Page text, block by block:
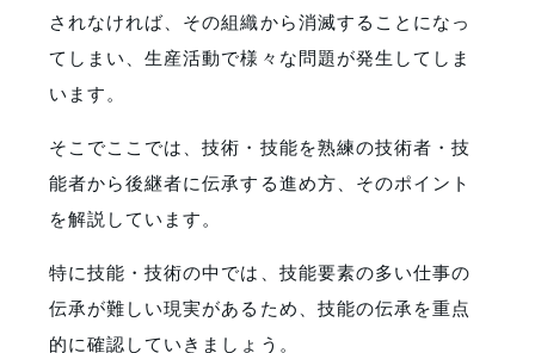
されなければ、その組織から消滅することになっ
てしまい、生産活動で様々な問題が発生してしま
います。
そこでここでは、技術・技能を熟練の技術者・技
能者から後継者に伝承する進め方、そのポイント
を解説しています。
特に技能・技術の中では、技能要素の多い仕事の
伝承が難しい現実があるため、技能の伝承を重点
的に確認していきましょう。